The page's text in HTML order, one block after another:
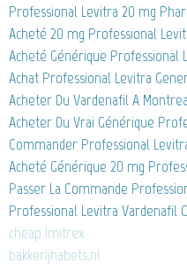
Professional Levitra 20 mg
Acheté 20 mg Professional
Acheté Générique Professional
Achat Professional Levitra
Acheter Du Vardenafil A
Acheter Du Vrai Générique
Commander Professional
Acheté Générique 20 mg
Passer La Commande
Professional Levitra Vardenafil
cheap Imitrex
bakkerijhabets.nl